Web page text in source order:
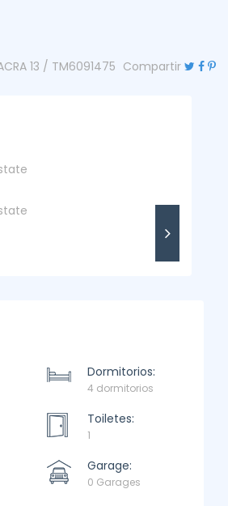
13 / TM6091475 Compartir
Dormitorios:
4 dormitorios
Toiletes:
1
Garage:
0 Garages